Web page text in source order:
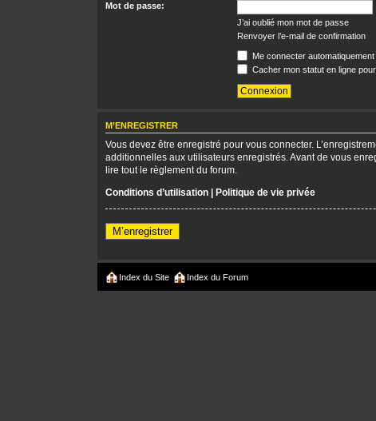
Mot de passe:
J’ai oublié mon mot de passe
Renvoyer l’e-mail de confirmation
Me connecter
Cacher mon statut en ligne
M’ENREGISTRER
Vous devez être enregistré pour vous connecter.
additionnelles aux utilisateurs enregistrés. Avant de vous
lire tout le règlement du forum.
Conditions d’utilisation | Politique de vie privée
M’enregistrer
Index du Site Index du Forum